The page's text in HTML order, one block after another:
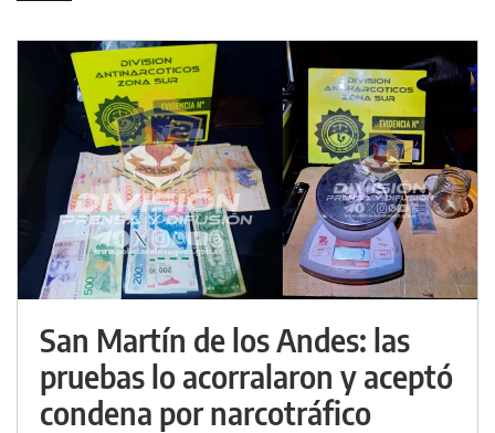
San Martín de los Andes: las
pruebas lo acorralaron y aceptó
condena por narcotráfico